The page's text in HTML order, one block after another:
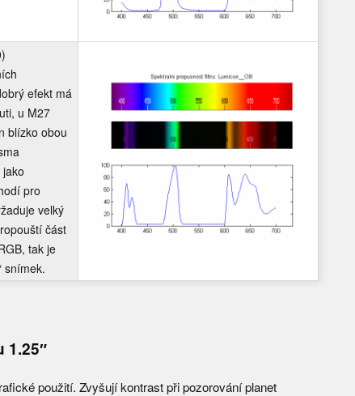
efekt má
u M27
blízko obou
pro
velký
část
tak je
snímek.
1.25″
použití. Zvyšují kontrast při pozorování planet